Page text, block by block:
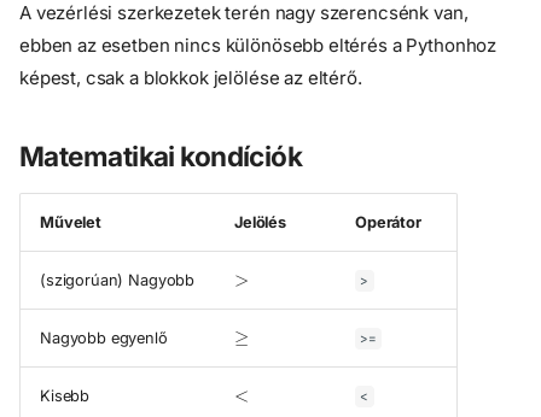
A vezérlési szerkezetek terén nagy szerencsénk van,
ebben az esetben nincs különösebb eltérés a Pythonhoz
képest, csak a blokkok jelölése az eltérő.
Matematikai kondíciók
Művelet Jelölés Operátor
(szigorúan) Nagyobb
>
>
Nagyobb egyenlő >=
Kisebb
<
<